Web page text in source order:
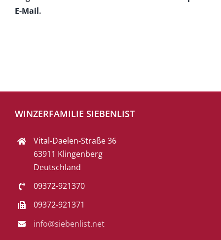
E-Mail.
WINZERFAMILIE SIEBENLIST
Vital-Daelen-Straße 36
63911 Klingenberg
Deutschland
09372-921370
09372-921371
info@siebenlist.net